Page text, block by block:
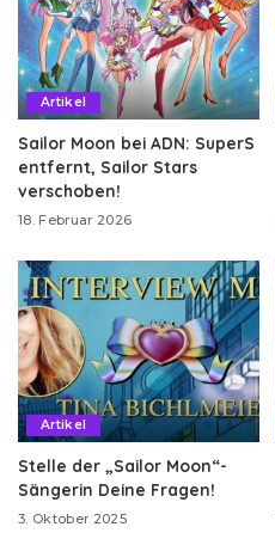
Artikel
Sailor Moon bei ADN: SuperS
entfernt, Sailor Stars
verschoben!
18. Februar 2026
Artikel
Stelle der „Sailor Moon“-
Sängerin Deine Fragen!
3. Oktober 2025